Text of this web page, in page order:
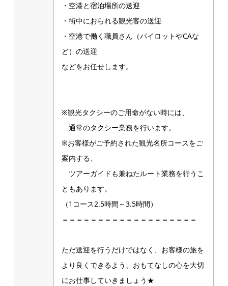
・空港と宿泊場所の送迎
・街中におられる観光客の送迎
・空港で働く職員さん（パイロットやCAな
ど）の送迎
などをお任せします。
※観光タクシーのご用命がない時には、
通常のタクシー業務を行います。
※お客様がご予約された観光名所コースをご
案内する、
ツアーガイドも兼ねたルート業務を行うこ
ともあります。
（1コース2.5時間～3.5時間）
＝＝＝＝＝＝＝＝＝＝＝＝＝＝＝＝＝＝＝
ただ送迎を行うだけではなく、お客様の旅を
より良くできるよう、おもてなしの心を大切
にお仕事していきましょう★